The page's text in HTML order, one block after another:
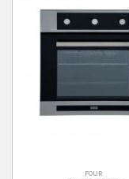
FOUR